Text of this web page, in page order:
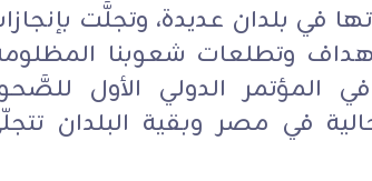
في بلدان عديدة، وتجلَّت
وتطلعات شعوبنا
المؤتمر الدولي الأول
في مصر وبقية البلدان